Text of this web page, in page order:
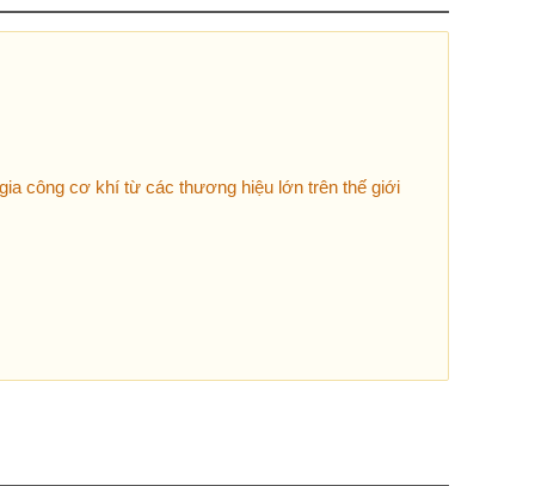
công cơ khí từ các thương hiệu lớn trên thế giới